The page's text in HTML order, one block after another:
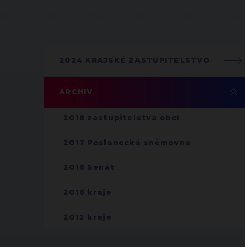
2024 KRAJSKÉ ZASTUPITELSTVO
ARCHIV
2018 zastupitelstva obcí
2017 Poslanecká sněmovna
2016 Senát
2016 kraje
2012 kraje